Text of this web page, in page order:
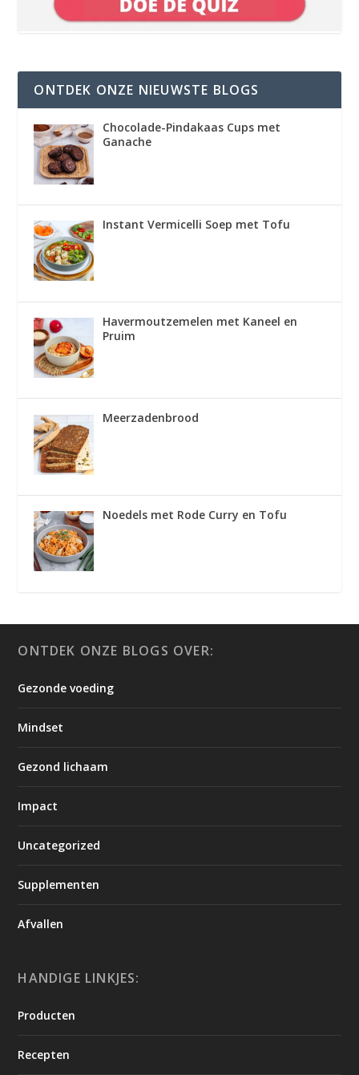
ONTDEK ONZE NIEUWSTE BLOGS
Chocolade-Pindakaas Cups met
Ganache
Instant Vermicelli Soep met Tofu
Havermoutzemelen met Kaneel en
Pruim
Meerzadenbrood
Noedels met Rode Curry en Tofu
ONTDEK ONZE BLOGS OVER:
Gezonde voeding
Mindset
Gezond lichaam
Impact
Uncategorized
Supplementen
Afvallen
HANDIGE LINKJES:
Producten
Recepten